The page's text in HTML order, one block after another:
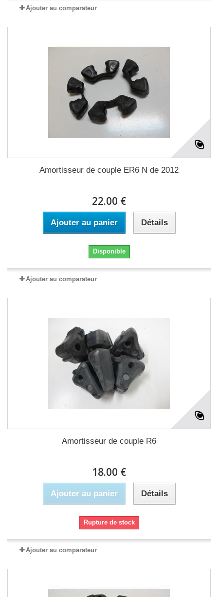
Ajouter au comparateur
Amortisseur de couple ER6 N de 2012
22.00 €
Ajouter au panier Détails
Disponible
Ajouter au comparateur
Amortisseur de couple R6
18.00 €
Ajouter au panier Détails
Rupture de stock
Ajouter au comparateur